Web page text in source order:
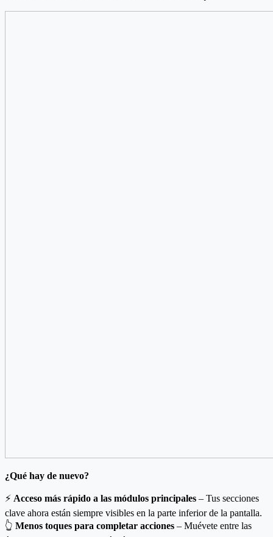
¿Qué hay de nuevo?
⚡ Acceso más rápido a las módulos principales – Tus secciones
clave ahora están siempre visibles en la parte inferior de la pantalla.
👆 Menos toques para completar acciones – Muévete entre las